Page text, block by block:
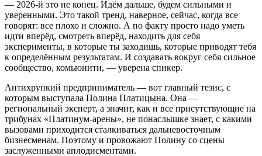
— 2026-й это не конец. Идём дальше, будем сильными и
уверенными. Это такой тренд, наверное, сейчас, когда все
говорят: все плохо и сложно. А по факту просто надо уметь
идти вперёд, смотреть вперёд, находить для себя
эксперименты, в которые ты заходишь, которые приводят тебя
к определённым результатам. И создавать вокруг себя сильное
сообщество, комьюнити, — уверена спикер.
Антихрупкий предприниматель — вот главный тезис, с
которым выступала Полина Платицына. Она —
региональный эксперт, а значит, как и все присутствующие на
трибунах «Платинум-арены», не понаслышке знает, с какими
вызовами приходится сталкиваться дальневосточным
бизнесменам. Поэтому и провожают Полину со сцены
заслуженными аплодисментами.